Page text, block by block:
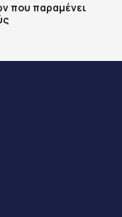
που παραμένει